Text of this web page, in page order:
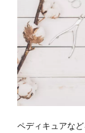
ペディキュアな